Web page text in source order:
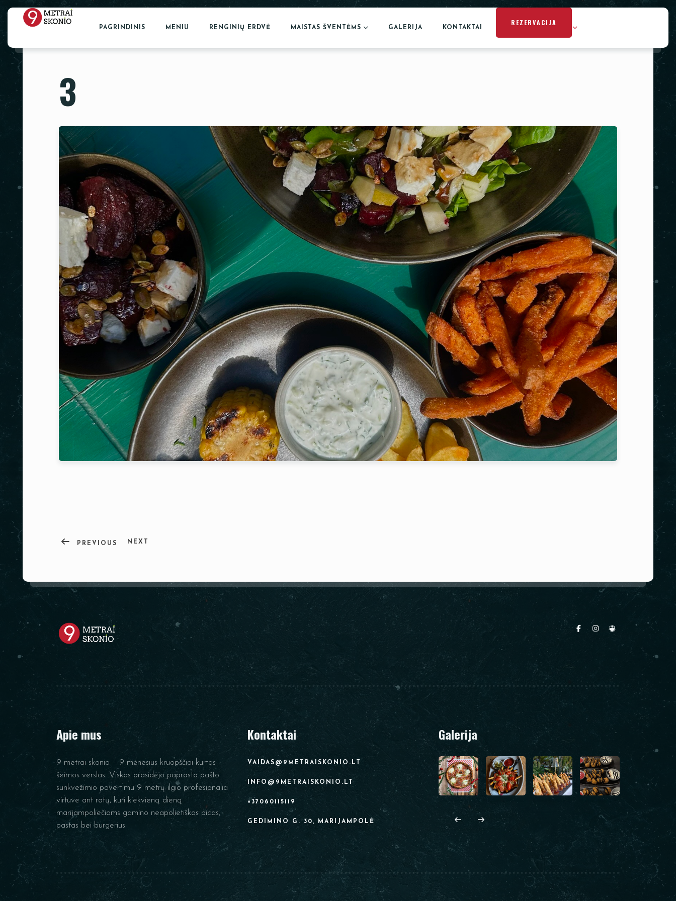
PAGRINDINIS MENIU RENGINIŲ ERDVĖ MAISTAS ŠVENTĖMS GALERIJA KONTAKTAI
REZERVACIJA
3
PREVIOUS NEXT
Apie mus
9 metrai skonio – 9 mėnesius kruopščiai kurtas
šeimos verslas. Viskas prasidėjo paprasto pašto
sunkvežimio pavertimu 9 metrų ilgio profesionalia
virtuve ant ratų, kuri kiekvieną dieną
marijampoliečiams gamino neapolietiškas picas,
pastas bei burgerius.
Kontaktai
VAIDAS@9METRAISKONIO.LT
INFO@9METRAISKONIO.LT
+37060115119
GEDIMINO G. 30, MARIJAMPOLĖ
Galerija